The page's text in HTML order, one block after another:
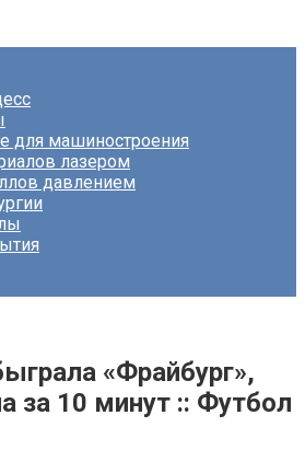
для машиностроения
лазером
давлением
«Фрайбург»,
за 10 минут :: Футбол